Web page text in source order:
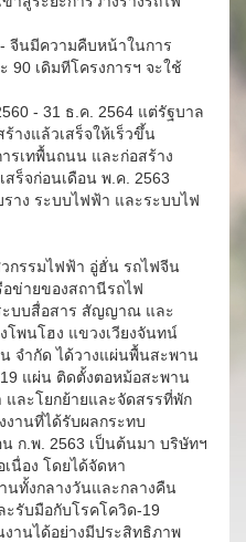
จีนมีความคืบหน้าในการ
90 เดิมทีโครงการฯ จะใช้
- 31 ธ.ค. 2564 แต่รัฐบาล
างแล้วเสร็จให้เร็วขึ้น
รเทพื้นถนน และก่อสร้าง
ร็จก่อนเดือน พ.ค. 2563
าง ระบบไฟฟ้า และระบบไฟ
กรรมไฟฟ้า อู่ฮั่น รถไฟจีน
อข่ายของสถานีรถไฟ
ะบบสื่อสาร สัญญาณ และ
โพนโฮง แขวงเวียงจันทน์
จำกัด ได้วางแผ่นพื้นสะพาน
แผ่น ติดตั้งตอหม้อสะพาน
และโยกย้ายและจัดสรรที่พัก
านที่ได้รับผลกระทบ
ก.พ. 2563 เป็นต้นมา บริษัทฯ
นื่อง โดยได้จัดหา
นทั้งกลางวันและกลางคืน
รับมือกับโรคโควิด-19
งานได้อย่างมีประสิทธิภาพ